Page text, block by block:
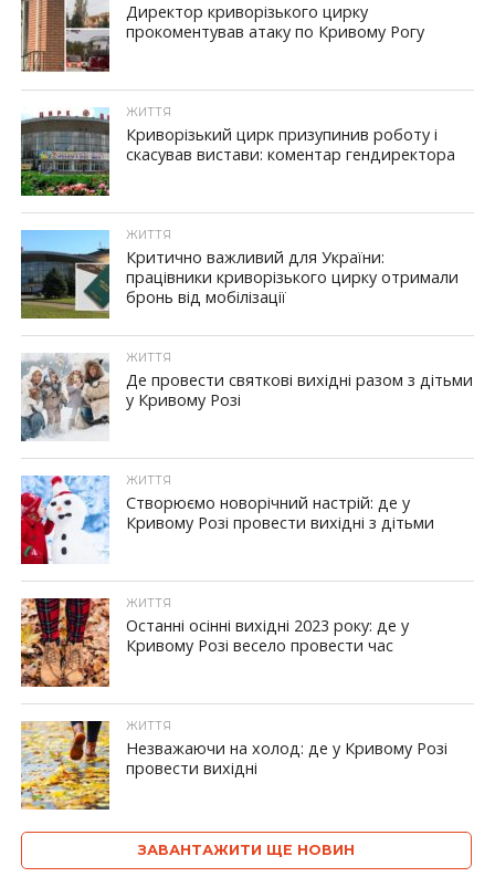
Директор криворізького цирку
прокоментував атаку по Кривому Рогу
ЖИТТЯ
Криворізький цирк призупинив роботу і
скасував вистави: коментар гендиректора
ЖИТТЯ
Критично важливий для України:
працівники криворізького цирку отримали
бронь від мобілізації
ЖИТТЯ
Де провести святкові вихідні разом з дітьми
у Кривому Розі
ЖИТТЯ
Створюємо новорічний настрій: де у
Кривому Розі провести вихідні з дітьми
ЖИТТЯ
Останні осінні вихідні 2023 року: де у
Кривому Розі весело провести час
ЖИТТЯ
Незважаючи на холод: де у Кривому Розі
провести вихідні
ЗАВАНТАЖИТИ ЩЕ НОВИН